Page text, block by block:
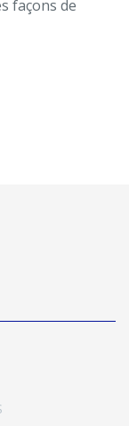
façons de